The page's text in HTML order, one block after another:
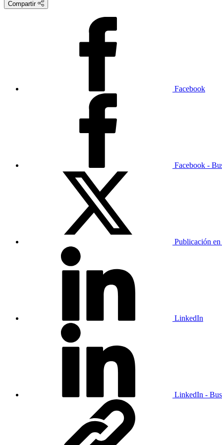
Compartir
Facebook
Facebook -
Publicación
LinkedIn
LinkedIn -